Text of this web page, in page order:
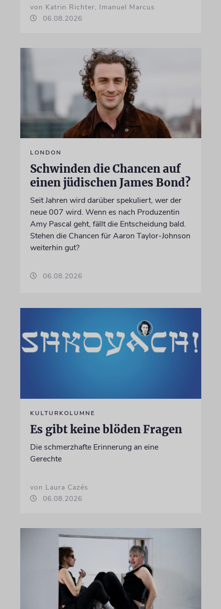
von Katrin Richter, Imanuel Marcus
06.08.2026
LONDON
Schwinden die Chancen auf
einen jüdischen James Bond?
Seit Jahren wird darüber spekuliert, wer der
neue 007 wird. Wenn es nach Produzentin
Amy Pascal geht, fällt die Entscheidung bald.
Stehen die Chancen für Aaron Taylor-Johnson
weiterhin gut?
06.08.2026
KULTURKOLUMNE
Es gibt keine blöden Fragen
Die schmerzhafte Erinnerung an eine
Gerechte
von Laura Cazés
06.08.2026